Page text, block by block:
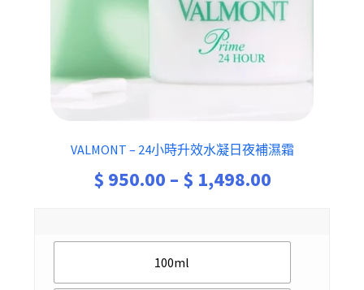
VALMONT – 24小時升效水凝日夜補濕霜
$ 950.00 – $ 1,498.00Price
$ 950.00
100ml